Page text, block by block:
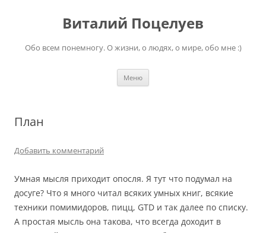
содержимомуВиталий Поцелуев
Обо всем понемногу. О жизни, о людях, о мире, обо мне :)
Меню
План
Добавить комментарий
Умная мысля приходит опосля. Я тут что подумал на
досуге? Что я много читал всяких умных книг, всякие
техники помимидоров, пицц, GTD и так далее по списку.
А простая мысль она такова, что всегда доходит в